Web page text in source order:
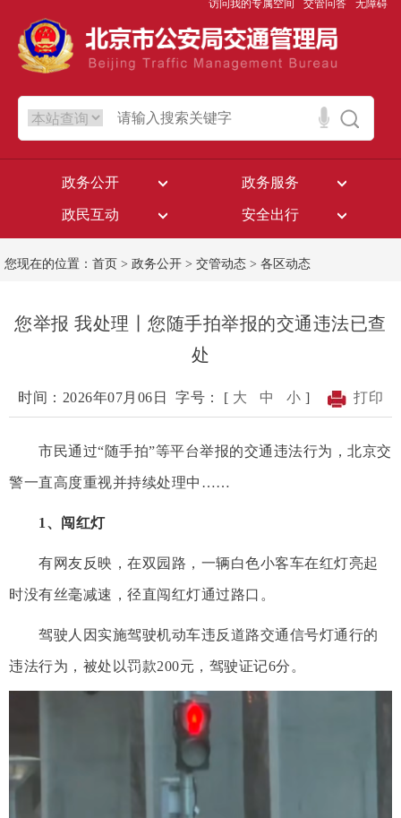
访问我的专属空间 交管问答 无障碍
政务公开 政务服务
政民互动 安全出行
您现在的位置： 首页 > 政务公开 > 交管动态 > 各区动态
您举报 我处理丨您随手拍举报的交通违法已查
处
时间：2026年07月06日 字号： [ 大 中 小 ] 打印
市民通过“随手拍”等平台举报的交通违法行为，北京交
警一直高度重视并持续处理中……
1、闯红灯
有网友反映，在双园路，一辆白色小客车在红灯亮起
时没有丝毫减速，径直闯红灯通过路口。
驾驶人因实施驾驶机动车违反道路交通信号灯通行的
违法行为，被处以罚款200元，驾驶证记6分。